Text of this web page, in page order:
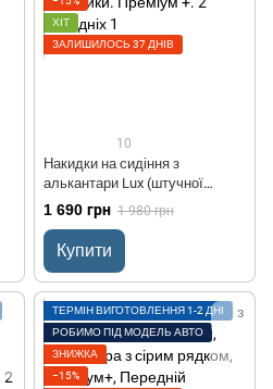
ХІТ
ЗАЛИШИЛОСЬ 37 ДНІВ
10
Накидки на сидіння з
алькантари Lux (штучної
замші), Чорний, білі стільники.
Преміум +. 2 передніх
1 690 грн 1 980 грн
Купити
ТЕРМІН ВИГОТОВЛЕННЯ 1-2 ДНІ
РОБИМО ПІД МОДЕЛЬ АВТО
ЗНИЖКА
−15%